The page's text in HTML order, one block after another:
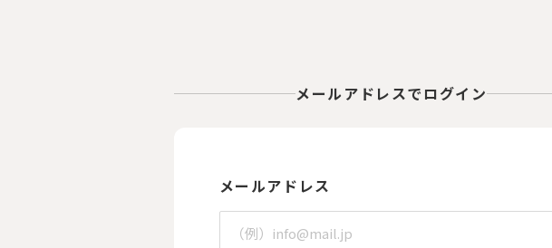
メールアドレスでログイン
メールアドレス